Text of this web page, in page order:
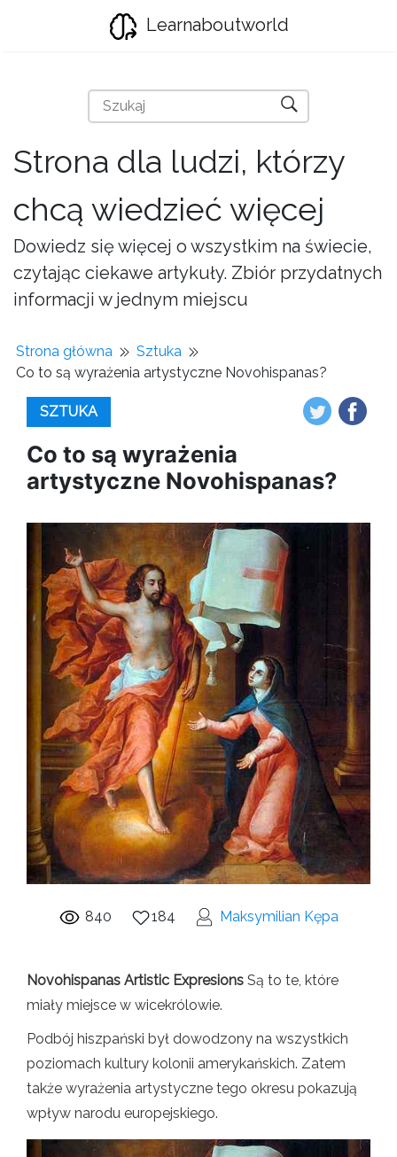
Learnaboutworld
Strona dla ludzi, którzy
chcą wiedzieć więcej
Dowiedz się więcej o wszystkim na świecie,
czytając ciekawe artykuły. Zbiór przydatnych
informacji w jednym miejscu
Strona główna
Sztuka
Co to są wyrażenia artystyczne Novohispanas?
SZTUKA
Co to są wyrażenia
artystyczne Novohispanas?
840 184 Maksymilian Kępa
Novohispanas Artistic Expresions Są to te, które
miały miejsce w wicekrólowie.
Podbój hiszpański był dowodzony na wszystkich
poziomach kultury kolonii amerykańskich. Zatem
także wyrażenia artystyczne tego okresu pokazują
wpływ narodu europejskiego.